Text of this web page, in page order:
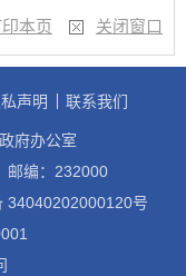
本页 关闭窗口
声明 联系我们
府办公室
邮编：232000
34040202000120号